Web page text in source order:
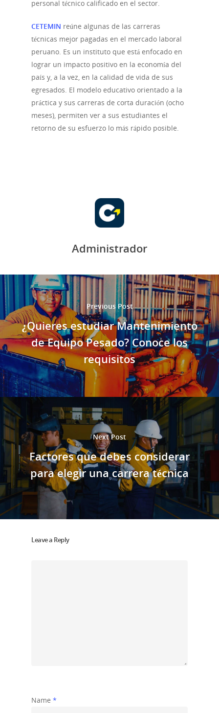
personal técnico calificado en el sector.
CETEMIN reúne algunas de las carreras
técnicas mejor pagadas en el mercado laboral
peruano. Es un instituto que está enfocado en
lograr un impacto positivo en la economía del
país y, a la vez, en la calidad de vida de sus
egresados. El modelo educativo orientado a la
práctica y sus carreras de corta duración (ocho
meses), permiten ver a sus estudiantes el
retorno de su esfuerzo lo más rápido posible.
Administrador
Previous Post
¿Quieres estudiar Mantenimiento
de Equipo Pesado? Conoce los
requisitos
Next Post
Factores que debes considerar
para elegir una carrera técnica
Leave a Reply
Name *
Noticias